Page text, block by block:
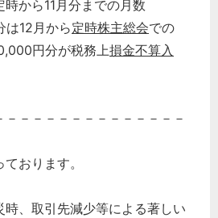
から11月分までの月数
12月から定時株主総会での
円分が税務上損金不算入
－－－－－－－－－－－－－－
おります。
、取引先減少等による著しい